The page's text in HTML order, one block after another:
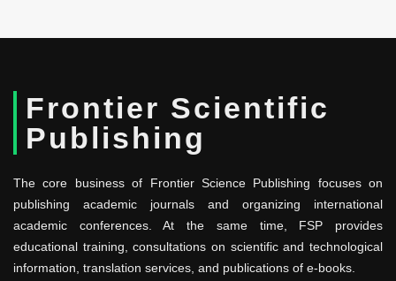
Frontier Scientific
Publishing
The core business of Frontier Science Publishing focuses on
publishing academic journals and organizing international
academic conferences. At the same time, FSP provides
educational training, consultations on scientific and technological
information, translation services, and publications of e-books.